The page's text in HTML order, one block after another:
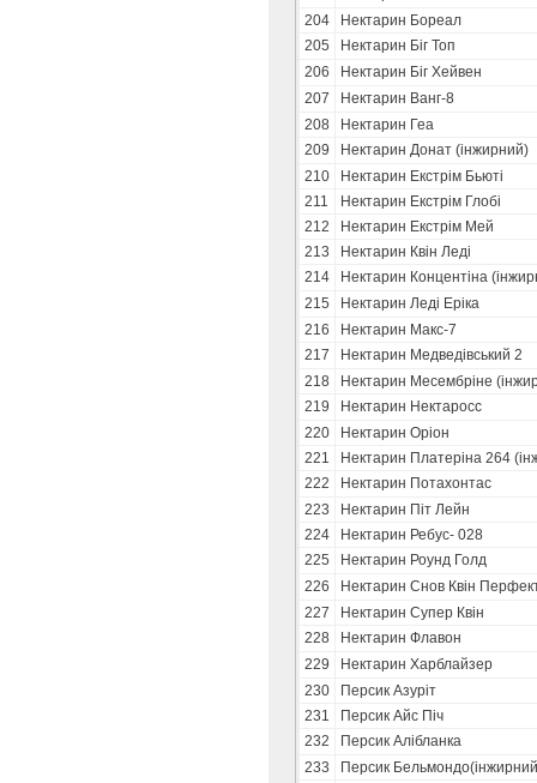
204
Нектарин Бореал
205
Нектарин Біг Топ
206
Нектарин Біг Хейвен
207
Нектарин Ванг-8
208
Нектарин Геа
209
Нектарин Донат (інжирний)
210
Нектарин Екстрім Бьюті
211
Нектарин Екстрім Глобі
212
Нектарин Екстрім Мей
213
Нектарин Квін Леді
214
Нектарин Концентіна
215
Нектарин Леді Еріка
216
Нектарин Макс-7
217
Нектарин Медведівський 2
218
Нектарин Месембріне
219
Нектарин Нектаросс
220
Нектарин Оріон
221
Нектарин Платеріна 264
222
Нектарин Потахонтас
223
Нектарин Піт Лейн
224
Нектарин Ребус- 028
225
Нектарин Роунд Голд
226
Нектарин Снов Квін
227
Нектарин Супер Квін
228
Нектарин Флавон
229
Нектарин Харблайзер
230
Персик Азуріт
231
Персик Айс Піч
232
Персик Алібланка
233
Персик